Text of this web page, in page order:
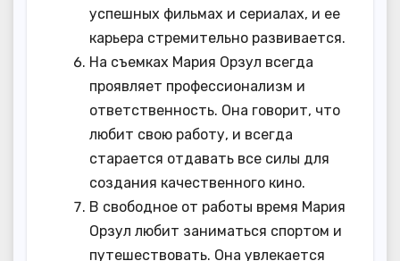
успешных фильмах и сериалах, и ее
карьера стремительно развивается.
На съемках Мария Орзул всегда
проявляет профессионализм и
ответственность. Она говорит, что
любит свою работу, и всегда
старается отдавать все силы для
создания качественного кино.
В свободное от работы время Мария
Орзул любит заниматься спортом и
путешествовать. Она увлекается